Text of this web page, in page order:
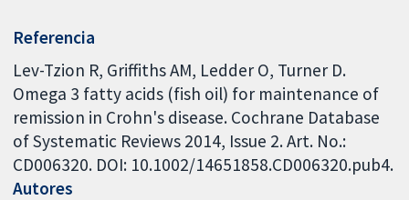
Referencia
Lev-Tzion R, Griffiths AM, Ledder O, Turner D.
Omega 3 fatty acids (fish oil) for maintenance of
remission in Crohn's disease. Cochrane Database
of Systematic Reviews 2014, Issue 2. Art. No.:
CD006320. DOI: 10.1002/14651858.CD006320.pub4.
Autores